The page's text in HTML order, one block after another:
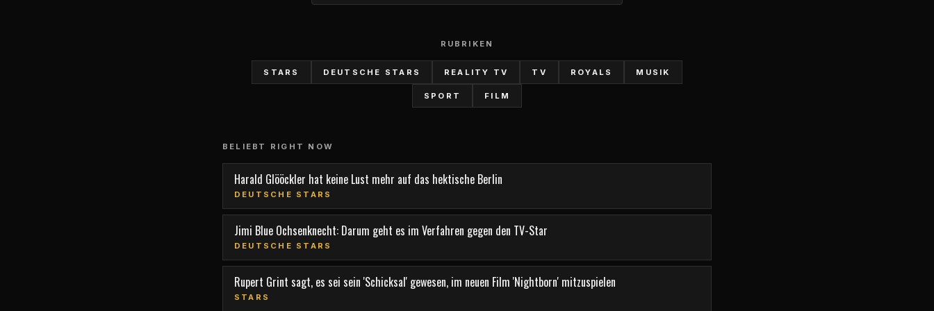
RUBRIKEN
STARS DEUTSCHE STARS REALITY TV TV ROYALS MUSIK
SPORT FILM
BELIEBT RIGHT NOW
Harald Glööckler hat keine Lust mehr auf das hektische Berlin
DEUTSCHE STARS
Jimi Blue Ochsenknecht: Darum geht es im Verfahren gegen den TV-Star
DEUTSCHE STARS
Rupert Grint sagt, es sei sein 'Schicksal' gewesen, im neuen Film 'Nightborn' mitzuspielen
STARS